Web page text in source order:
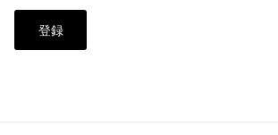
登録